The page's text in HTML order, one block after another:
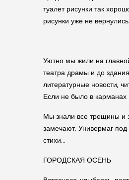
туалет рисунки так
рисунки уже не вернулись.
Уютно мы жили на
театра драмы и до
литературные новости,
Если не было в карманах
Мы знали все трещины и
замечают. Универмаг под
стихи…
ГОРОДСКАЯ ОСЕНЬ